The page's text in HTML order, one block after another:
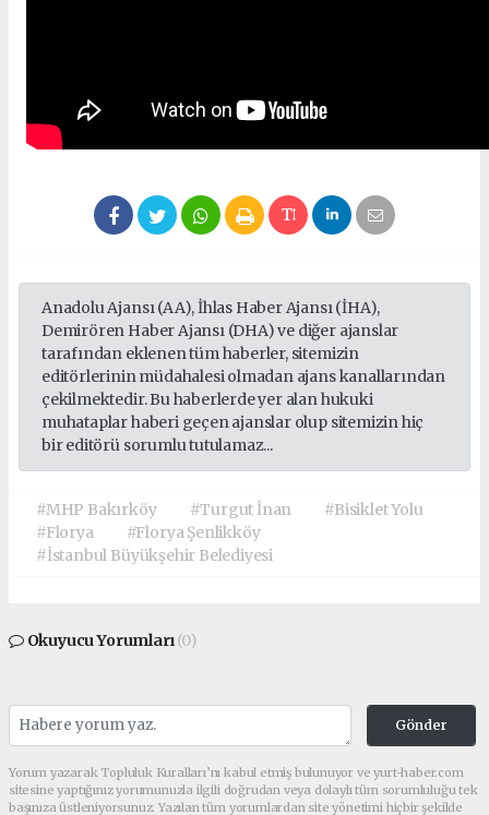
Anadolu Ajansı (AA), İhlas Haber Ajansı (İHA),
Demirören Haber Ajansı (DHA) ve diğer ajanslar
tarafından eklenen tüm haberler, sitemizin
editörlerinin müdahalesi olmadan ajans kanallarından
çekilmektedir. Bu haberlerde yer alan hukuki
muhataplar haberi geçen ajanslar olup sitemizin hiç
bir editörü sorumlu tutulamaz...
#MHP Bakırköy #Turgut İnan
#Bisiklet Yolu
#Florya
#Florya Şenlikköy
#İstanbul Büyükşehir Belediyesi
Okuyucu Yorumları(0)
Gönder
Yorum yazarak Topluluk Kuralları’nı kabul etmiş bulunuyor ve yurt-haber.com
sitesine yaptığınız yorumunuzla ilgili doğrudan veya dolaylı tüm sorumluluğu tek
başınıza üstleniyorsunuz. Yazılan tüm yorumlardan site yönetimi hiçbir şekilde